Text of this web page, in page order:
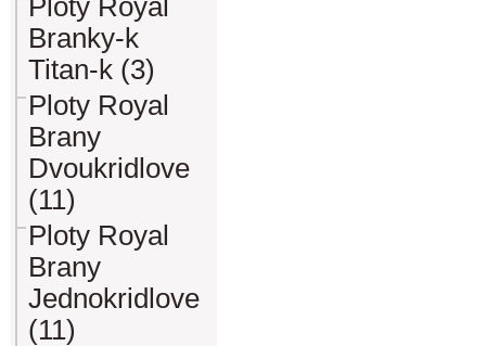
Ploty Royal
Branky-k
Titan-k (3)
Ploty Royal
Brany
Dvoukridlove
(11)
Ploty Royal
Brany
Jednokridlove
(11)